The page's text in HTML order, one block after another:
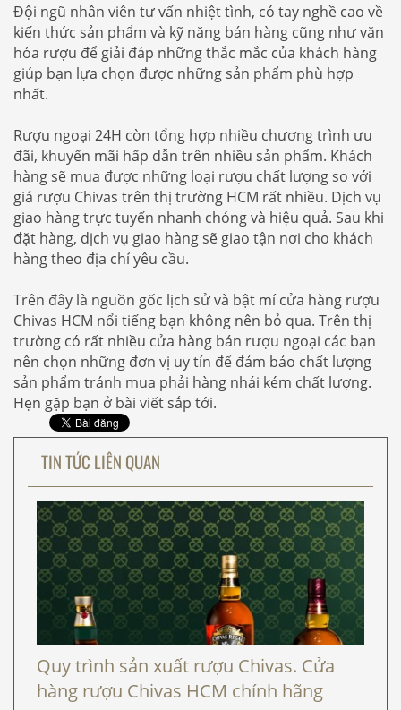
Đội ngũ nhân viên tư vấn nhiệt tình, có tay nghề cao về
kiến ​​thức sản phẩm và kỹ năng bán hàng cũng như văn
hóa rượu để giải đáp những thắc mắc của khách hàng
giúp bạn lựa chọn được những sản phẩm phù hợp
nhất.
Rượu ngoại 24H còn tổng hợp nhiều chương trình ưu
đãi, khuyến mãi hấp dẫn trên nhiều sản phẩm. Khách
hàng sẽ mua được những loại rượu chất lượng so với
giá rượu Chivas trên thị trường HCM rất nhiều. Dịch vụ
giao hàng trực tuyến nhanh chóng và hiệu quả. Sau khi
đặt hàng, dịch vụ giao hàng sẽ giao tận nơi cho khách
hàng theo địa chỉ yêu cầu.
Trên đây là nguồn gốc lịch sử và bật mí cửa hàng rượu
Chivas HCM nổi tiếng bạn không nên bỏ qua. Trên thị
trường có rất nhiều cửa hàng bán rượu ngoại các bạn
nên chọn những đơn vị uy tín để đảm bảo chất lượng
sản phẩm tránh mua phải hàng nhái kém chất lượng.
Hẹn gặp bạn ở bài viết sắp tới.
TIN TỨC LIÊN QUAN
Quy trình sản xuất rượu Chivas. Cửa
hàng rượu Chivas HCM chính hãng